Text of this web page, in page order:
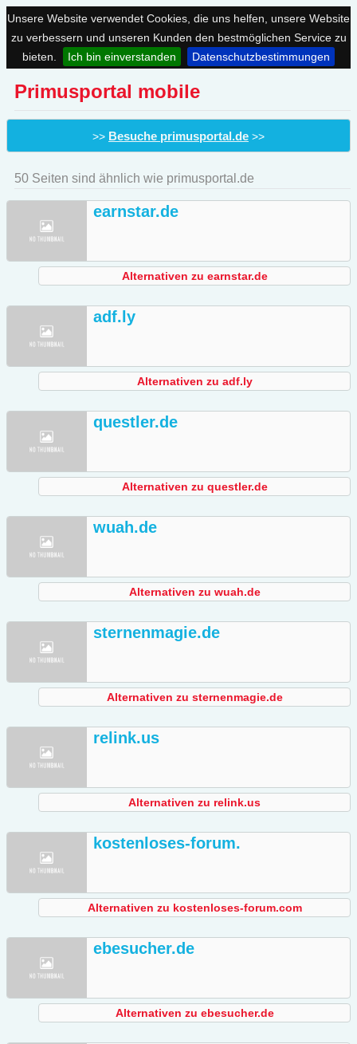
Unsere Website verwendet Cookies, die uns helfen, unsere Website
zu verbessern und unseren Kunden den bestmöglichen Service zu
bieten.
Ich bin einverstanden Datenschutzbestimmungen
Primusportal mobile
>> Besuche primusportal.de >>
50 Seiten sind ähnlich wie primusportal.de
earnstar.de
Alternativen zu earnstar.de
adf.ly
Alternativen zu adf.ly
questler.de
Alternativen zu questler.de
wuah.de
Alternativen zu wuah.de
sternenmagie.de
Alternativen zu sternenmagie.de
relink.us
Alternativen zu relink.us
kostenloses-forum.
Alternativen zu kostenloses-forum.com
ebesucher.de
Alternativen zu ebesucher.de